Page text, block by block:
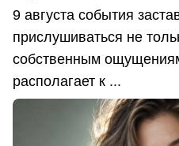
9 августа события
прислушиваться не
собственным
располагает к ...